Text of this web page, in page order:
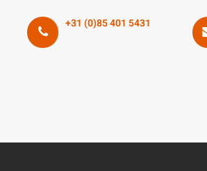
+31 (0)85 401 5431